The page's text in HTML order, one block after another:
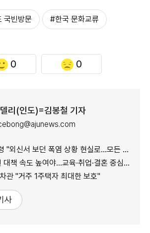
국빈방문 #한국 문화교류
0 0
리(인도)=김봉철 기자
서 보던 폭염 상황 현실로…모든 행정력 총동원하라"
속도 높여야…교육·취업·결혼 중심 정책 재편"
관 "거주 1주택자 최대한 보호"
사